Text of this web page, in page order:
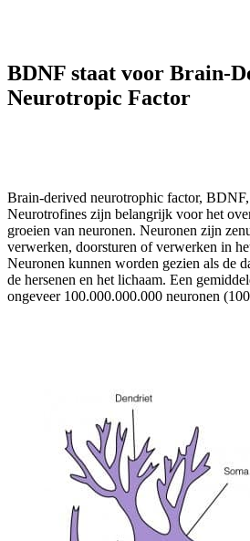
BDNF staat voor Brain-
Neurotropic Factor
Brain-derived neurotrophic factor,
Neurotrofines zijn belangrijk voor het
groeien van neuronen. Neuronen zijn
verwerken, doorsturen of verwerken in
Neuronen kunnen worden gezien als de
de hersenen en het lichaam. Een
ongeveer 100.000.000.000 neuronen